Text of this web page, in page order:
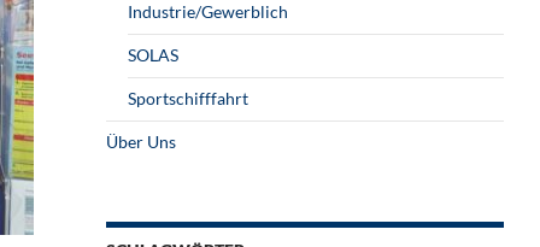
Industrie/Gewerblich
SOLAS
Sportschifffahrt
Über Uns